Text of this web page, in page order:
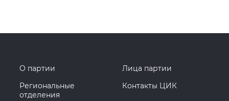
О партии
Лица партии
Региональные
отделения
Контакты ЦИК